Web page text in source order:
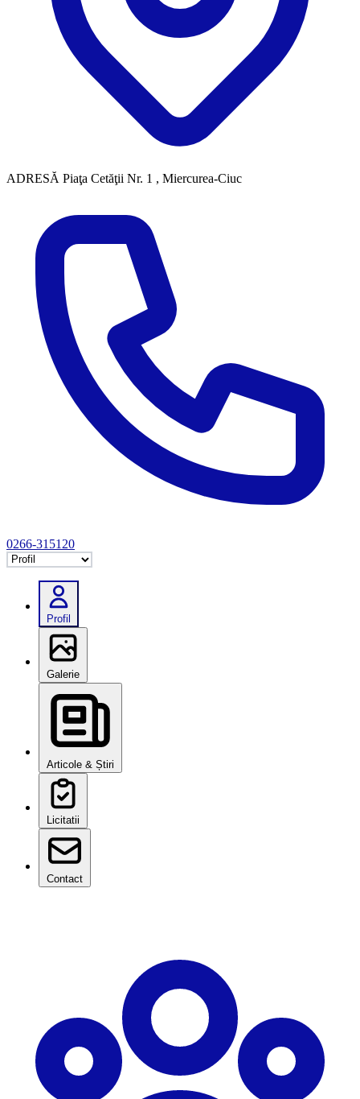
ADRESĂ Piaţa Cetăţii Nr. 1 , Miercurea-Ciuc
0266-315120
Selectează tab
Profil
Galerie
Articole & Știri
Licitatii
Contact